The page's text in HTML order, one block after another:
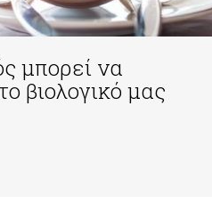
μπορεί να
βιολογικό μας